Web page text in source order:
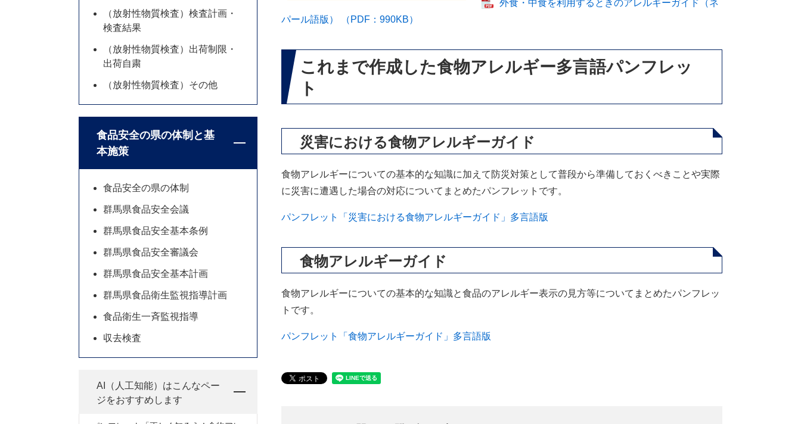
外食・中食を利用するときのアレルギーガイド（ネ
パール語版） （PDF：990KB）
これまで作成した食物アレルギー多言語パンフレッ
ト
災害における食物アレルギーガイド
食物アレルギーについての基本的な知識に加えて防災対策として普段から準備しておくべきことや実際
に災害に遭遇した場合の対応についてまとめたパンフレットです。
パンフレット「災害における食物アレルギーガイド」多言語版
食物アレルギーガイド
食物アレルギーについての基本的な知識と食品のアレルギー表示の見方等についてまとめたパンフレッ
トです。
パンフレット「食物アレルギーガイド」多言語版
（放射性物質検査）検査計画・
検査結果
（放射性物質検査）出荷制限・
出荷自粛
（放射性物質検査）その他
食品安全の県の体制と基
本施策
食品安全の県の体制
群馬県食品安全会議
群馬県食品安全基本条例
群馬県食品安全審議会
群馬県食品安全基本計画
群馬県食品衛生監視指導計画
食品衛生一斉監視指導
収去検査
AI（人工知能）はこんなペー
ジをおすすめします